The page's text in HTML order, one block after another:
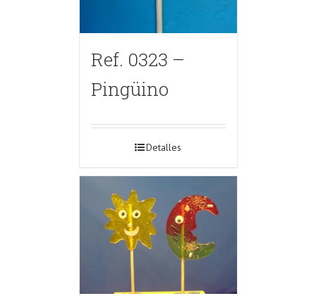
Ref. 0323 –
Pingüino
Detalles